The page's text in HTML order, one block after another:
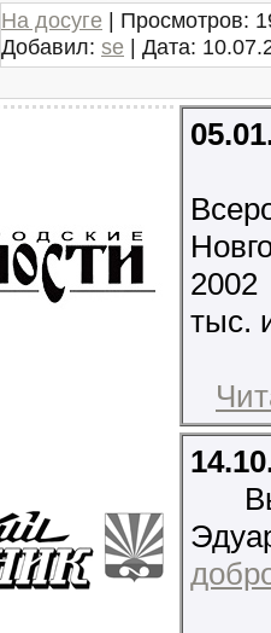
На досуге | Просмотров:
Добавил: se | Дата:
тыс.